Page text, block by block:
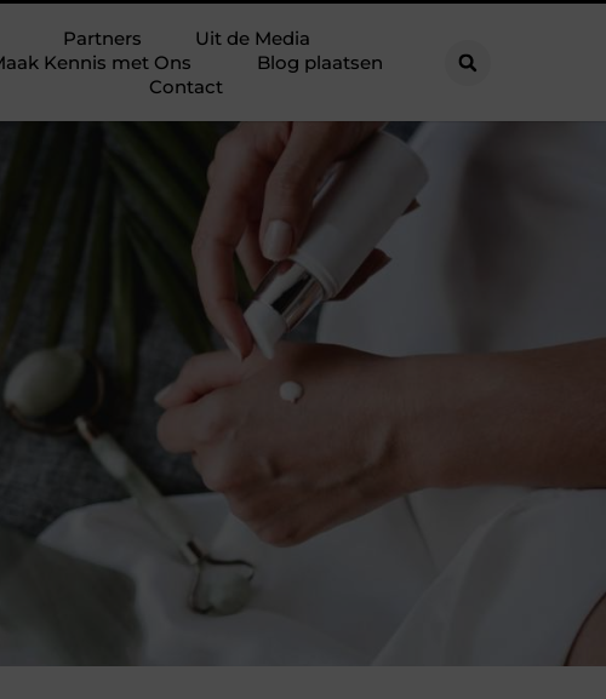
Partners
Uit de Media
Kennis met Ons
Blog plaatsen
Contact